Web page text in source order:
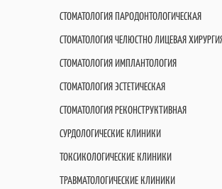
СТОМАТОЛОГИЯ ПАРОДОНТОЛОГИЧЕСКАЯ
СТОМАТОЛОГИЯ ЧЕЛЮСТНО ЛИЦЕВАЯ
СТОМАТОЛОГИЯ ИМПЛАНТОЛОГИЯ
СТОМАТОЛОГИЯ ЭСТЕТИЧЕСКАЯ
СТОМАТОЛОГИЯ РЕКОНСТРУКТИВНАЯ
СУРДОЛОГИЧЕСКИЕ КЛИНИКИ
ТОКСИКОЛОГИЧЕСКИЕ КЛИНИКИ
ТРАВМАТОЛОГИЧЕСКИЕ КЛИНИКИ